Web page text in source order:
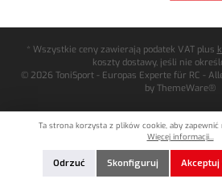
* Wszystkie ceny zawierają podatek VAT plus
koszty dostawy, jeśli nie
© 2026 ToniSport - Europas Experte für RC -
by ThemeWare®
Ta strona korzysta z plików cookie, aby zapewnić
Więcej informacji...
Odrzuć Skonfiguruj